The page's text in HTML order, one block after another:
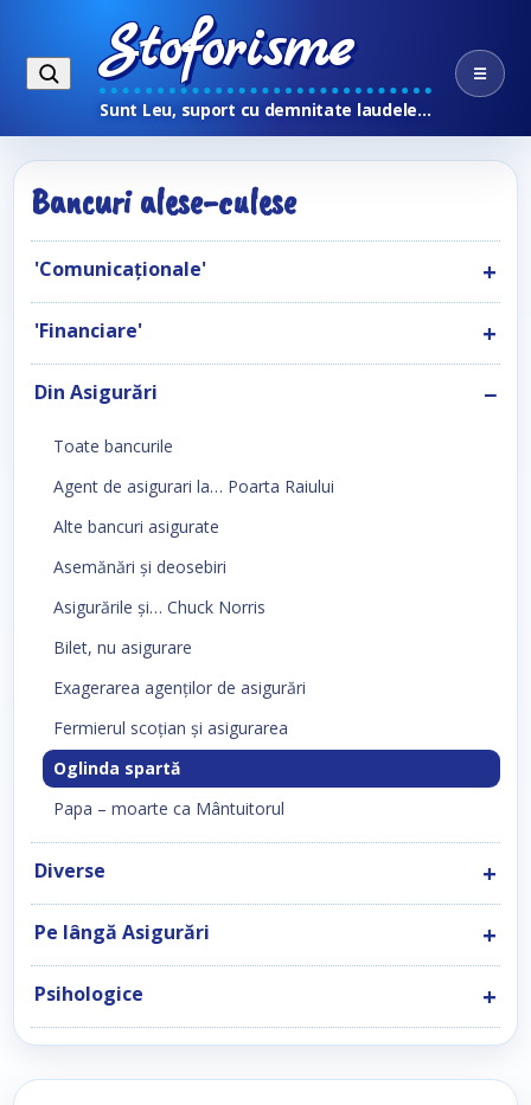
Stoforisme
Sunt Leu, suport cu demnitate laudele…
☰
Bancuri alese-culese
'Comunicaţionale'
'Financiare'
Din Asigurări
Toate bancurile
Agent de asigurari la… Poarta Raiului
Alte bancuri asigurate
Asemănări şi deosebiri
Asigurările şi… Chuck Norris
Bilet, nu asigurare
Exagerarea agenţilor de asigurări
Fermierul scoţian şi asigurarea
Oglinda spartă
Papa – moarte ca Mântuitorul
Diverse
Pe lângă Asigurări
Psihologice